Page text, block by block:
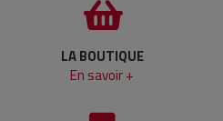
LA BOUTIQUE
En savoir +